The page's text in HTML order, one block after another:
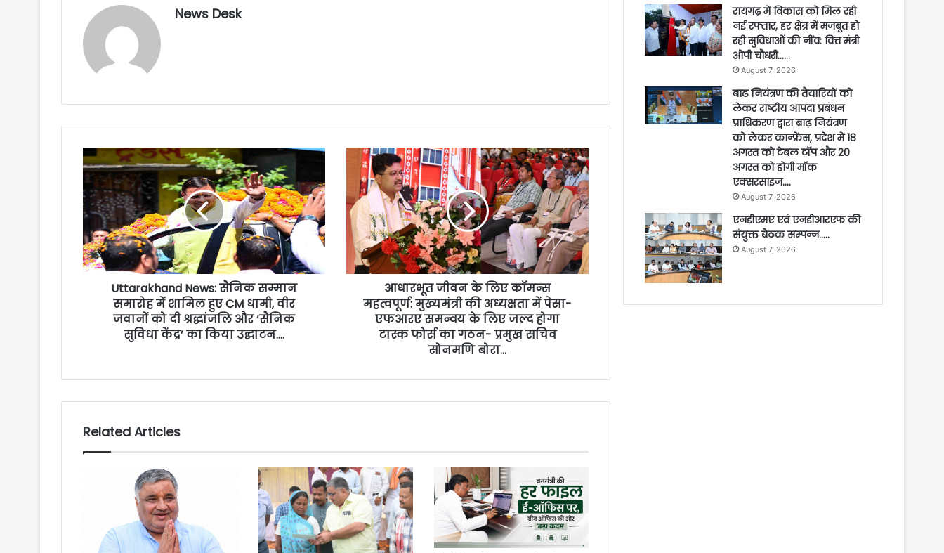
News Desk
Uttarakhand News: सैनिक सम्मान
समारोह में शामिल हुए CM धामी, वीर
जवानों को दी श्रद्धांजलि और ‘सैनिक
सुविधा केंद्र’ का किया उद्घाटन….
आधारभूत जीवन के लिए कॉमन्स
महत्वपूर्ण: मुख्यमंत्री की अध्यक्षता में पेसा-
एफआरए समन्वय के लिए जल्द होगा
टास्क फोर्स का गठन- प्रमुख सचिव
सोनमणि बोरा…
Related Articles
रायगढ़ में विकास को मिल रही
नई रफ्तार, हर क्षेत्र में मजबूत हो
रही सुविधाओं की नींव: वित्त मंत्री
ओपी चौधरी……
August 7, 2026
बाढ़ नियंत्रण की तैयारियों को
लेकर राष्ट्रीय आपदा प्रबंधन
प्राधिकरण द्वारा बाढ़ नियंत्रण
को लेकर कान्फ्रेंस, प्रदेश में 18
अगस्त को टेबल टॉप और 20
अगस्त को होगी मॉक
एक्सरसाइज….
August 7, 2026
एनडीएमए एवं एनडीआरएफ की
संयुक्त बैठक सम्पन्न…..
August 7, 2026